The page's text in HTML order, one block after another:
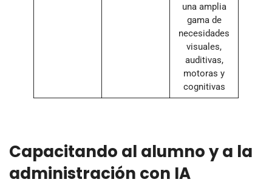
una amplia
gama de
necesidades
visuales,
auditivas,
motoras y
cognitivas
Capacitando al alumno y a la
administración con IA